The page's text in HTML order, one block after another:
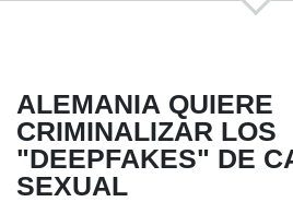
ALEMANIA QUIERE
CRIMINALIZAR LOS
"DEEPFAKES" DE
SEXUAL